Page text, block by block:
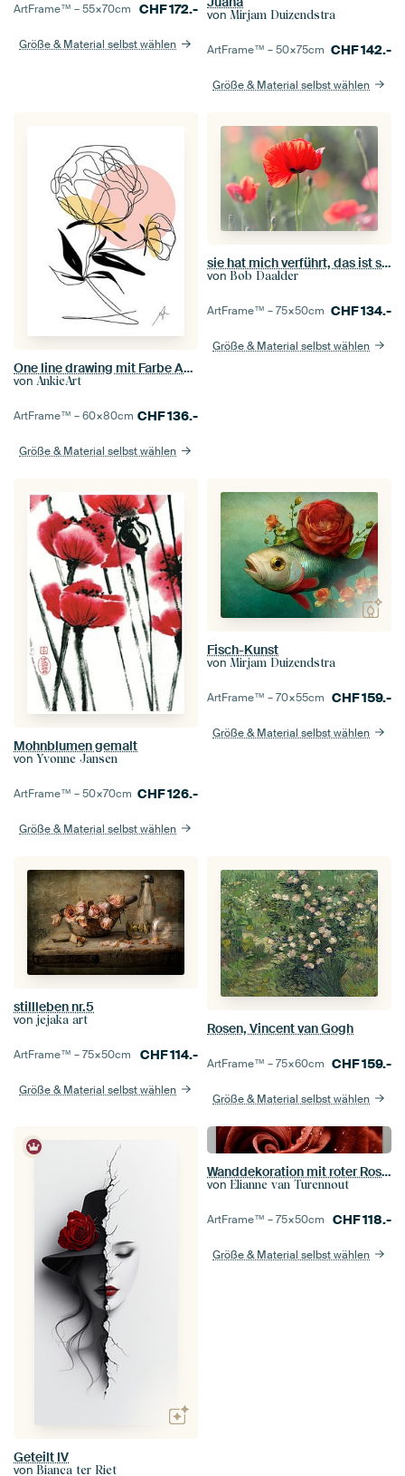
ArtFrame™ –55×70cm CHF172.-
Größe & Material selbst wählen
von Mirjam Duizendstra
ArtFrame™ –50×75cm CHF142.-
Größe & Material selbst wählen
One line drawing mit Farbe Akzenten 'Pfingstrose',
von AnkieArt
ArtFrame™ –60×80cm CHF136.-
Größe & Material selbst wählen
sie hat mich verführt, das ist sicher
von Bob Daalder
ArtFrame™ –75×50cm CHF134.-
Größe & Material selbst wählen
Mohnblumen gemalt
von Yvonne Jansen
ArtFrame™ –50×70cm CHF126.-
Größe & Material selbst wählen
Fisch-Kunst
von Mirjam Duizendstra
ArtFrame™ –70×55cm CHF159.-
Größe & Material selbst wählen
stillleben nr.5
von jejaka art
ArtFrame™ –75×50cm CHF114.-
Größe & Material selbst wählen
Rosen, Vincent van Gogh
ArtFrame™ –75×60cm CHF159.-
Größe & Material selbst wählen
Geteilt IV
von Bianca ter Riet
Wanddekoration mit roter Rose – Makroaufnahme mit Tautropfen
von Elianne van Turennout
ArtFrame™ –75×50cm CHF118.-
Größe & Material selbst wählen